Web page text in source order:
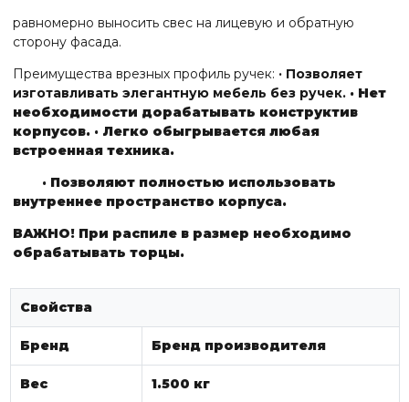
равномерно выносить свес на лицевую и обратную
сторону фасада.
Преимущества врезных профиль ручек: · Позволяет
изготавливать элегантную мебель без ручек. · Нет
необходимости дорабатывать конструктив
корпусов. · Легко обыгрывается любая
встроенная техника.
· Позволяют полностью использовать
внутреннее пространство корпуса.
ВАЖНО! При распиле в размер необходимо
обрабатывать торцы.
Свойства
Бренд Бренд производителя
Вес 1.500 кг